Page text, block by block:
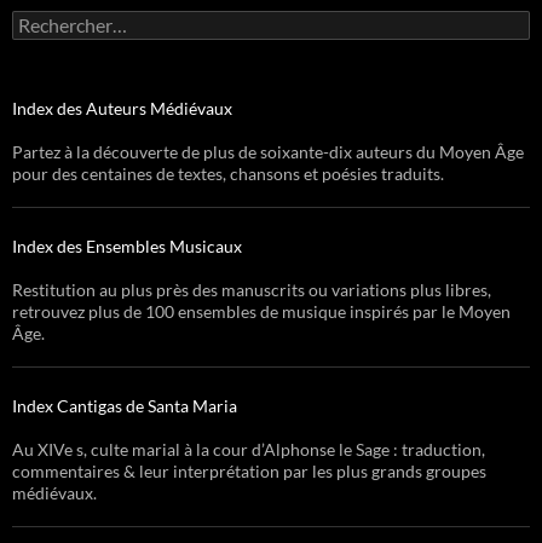
Rechercher :
Index des Auteurs Médiévaux
Partez à la découverte de plus de soixante-dix auteurs du Moyen Âge
pour des centaines de textes, chansons et poésies traduits.
Index des Ensembles Musicaux
Restitution au plus près des manuscrits ou variations plus libres,
retrouvez plus de 100 ensembles de musique inspirés par le Moyen
Âge.
Index Cantigas de Santa Maria
Au XIVe s, culte marial à la cour d’Alphonse le Sage : traduction,
commentaires & leur interprétation par les plus grands groupes
médiévaux.